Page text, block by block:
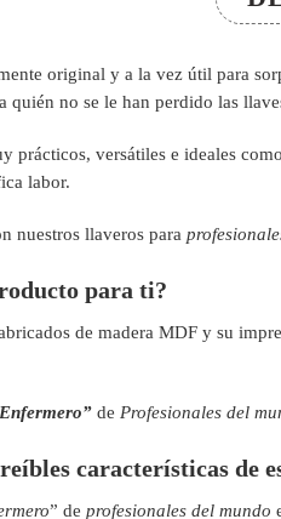
original y a la vez útil para
quién no se le han perdido las
prácticos, versátiles e ideales
labor.
nuestros llaveros para
para ti?
de madera MDF y su
de Profesionales del
características de
” de profesionales del mundo